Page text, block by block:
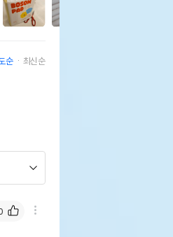
순 최신순